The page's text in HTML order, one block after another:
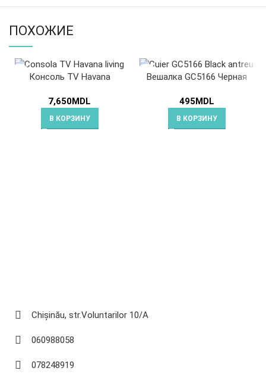
ПОХОЖИЕ
Консоль TV Havana
7,650MDL
В КОРЗИНУ
Вешалка GC5166 Черная
495MDL
В КОРЗИНУ
Chișinău, str.Voluntarilor 10/A
060988058
078248919